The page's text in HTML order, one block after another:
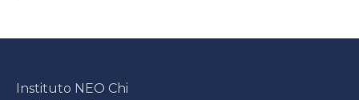
Instituto NEO Chi